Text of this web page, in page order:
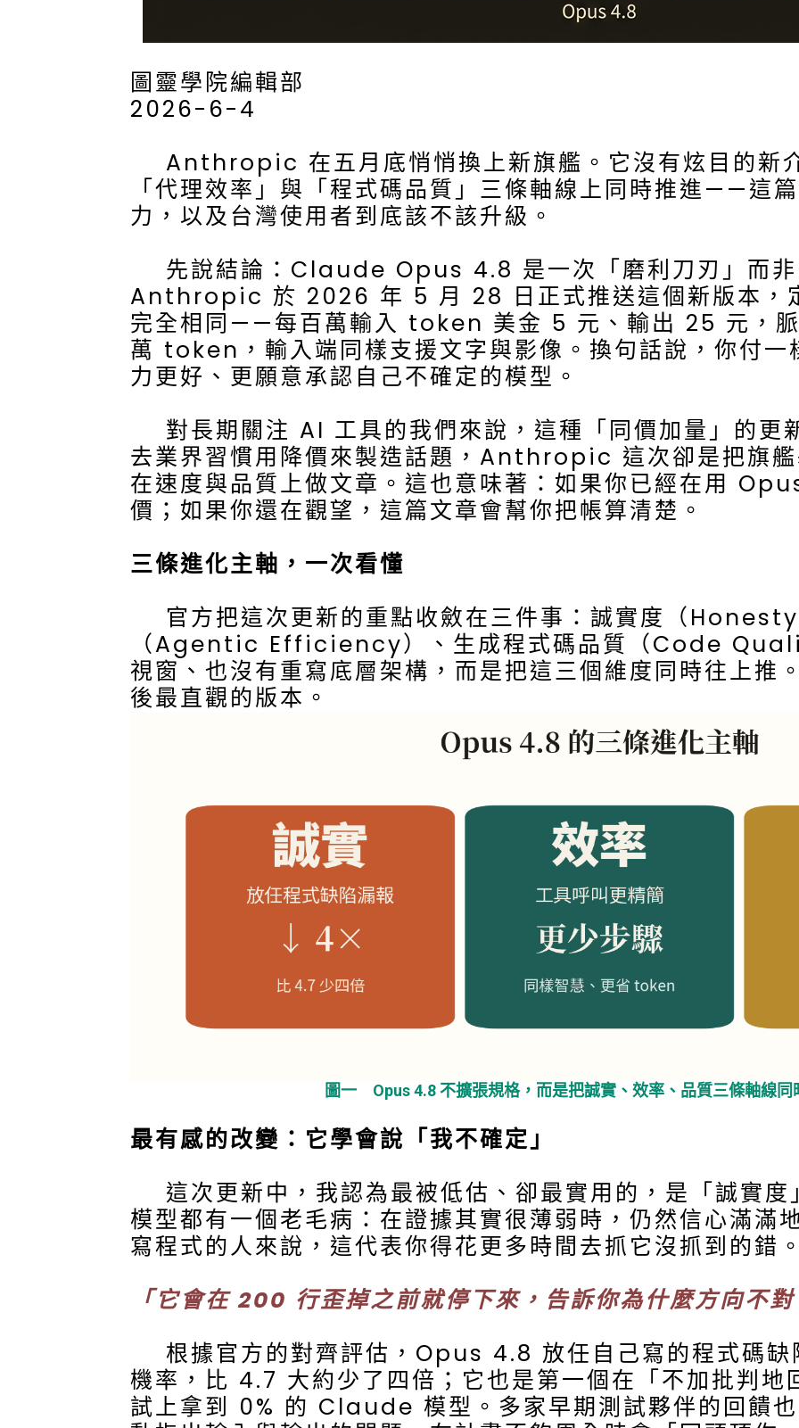
圖靈學院編輯部
2026-6-4
Anthropic 在五月底悄悄換上新旗艦。它沒有炫目的新
「代理效率」與「程式碼品質」三條軸線上同時推進——這
力，以及台灣使用者到底該不該升級。
先說結論：Claude Opus 4.8 是一次「磨利刀刃」而非
Anthropic 於 2026 年 5 月 28 日正式推送這個新版本，
完全相同——每百萬輸入 token 美金 5 元、輸出 25 元，
萬 token，輸入端同樣支援文字與影像。換句話說，你付一
力更好、更願意承認自己不確定的模型。
對長期關注 AI 工具的我們來說，這種「同價加量」的更
去業界習慣用降價來製造話題，Anthropic 這次卻是把旗
在速度與品質上做文章。這也意味著：如果你已經在用
價；如果你還在觀望，這篇文章會幫你把帳算清楚。
三條進化主軸，一次看懂
官方把這次更新的重點收斂在三件事：誠實度（
（Agentic Efficiency）、生成程式碼品質（Code
視窗、也沒有重寫底層架構，而是把這三個維度同時往上推
後最直觀的版本。
圖一 Opus 4.8 不擴張規格，而是把誠實、效率、品質三條軸線同
最有感的改變：它學會說「我不確定」
這次更新中，我認為最被低估、卻最實用的，是「誠實度
模型都有一個老毛病：在證據其實很薄弱時，仍然信心滿滿
寫程式的人來說，這代表你得花更多時間去抓它沒抓到的錯
「它會在 200 行歪掉之前就停下來，告訴你為什麼方向不
根據官方的對齊評估，Opus 4.8 放任自己寫的程式碼缺
機率，比 4.7 大約少了四倍；它也是第一個在「不加批判地
試上拿到 0% 的 Claude 模型。多家早期測試夥伴的回饋